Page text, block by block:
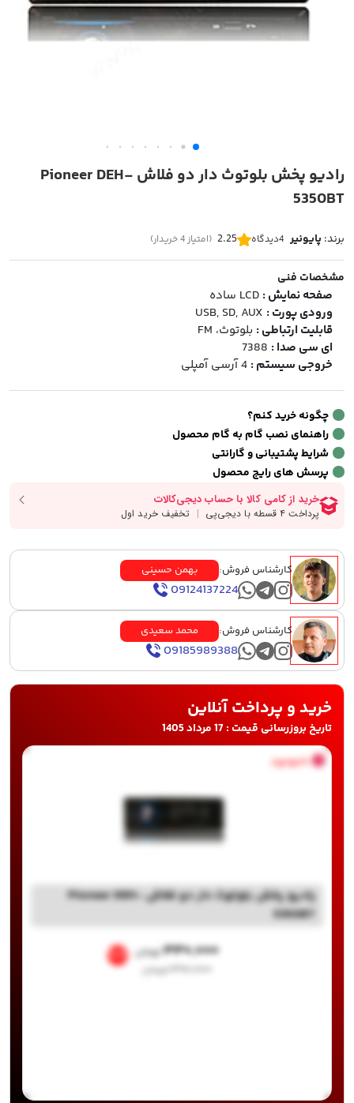
رادیو پخش بلوتوث دار دو فلاش Pioneer DEH-
5350BT
برند: پایونیر 4دیدگاه 2.25 (امتیاز 4 خریدار)
مشخصات فنی
صفحه نمایش : LCD ساده
ورودی پورت : USB, SD, AUX
قابلیت ارتباطی : بلوتوث، FM
ای سی صدا : 7388
خروجی سیستم : 4 آرسی آمپلی
چگونه خرید کنم؟
راهنمای نصب گام به گام محصول
شرایط پشتیبانی و گارانتی
پرسش های رایج محصول
کارشناس فروش: بهمن حسینی
09124137224
کارشناس فروش: محمد سعیدی
09185989388
خرید و پرداخت آنلاین
تاریخ بروزرسانی قیمت : 17 مرداد 1405
ناموجود
رادیو پخش بلوتوث دار دو فلاش Pioneer DEH-
5350BT
۳۳۰,۰۰۰ تومان
۳۹۰,۰۰۰ تومان
%15